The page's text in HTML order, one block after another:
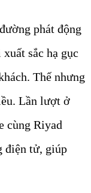
phát động
sắc hạ gục
Thế nhưng
Lần lượt ở
cùng Riyad
điện tử, giúp